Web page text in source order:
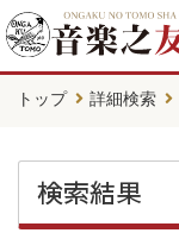
トップ 詳細検索
検索結果